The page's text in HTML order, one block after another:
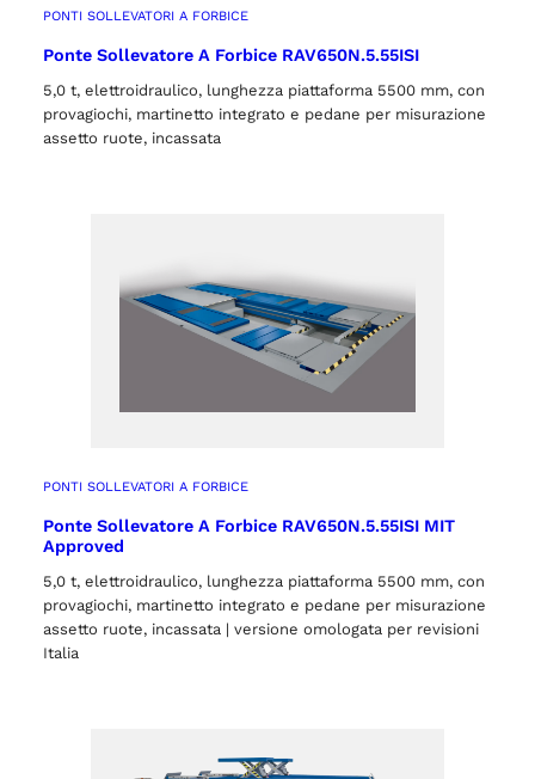
PONTI SOLLEVATORI A FORBICE
Ponte Sollevatore A Forbice RAV650N.5.55ISI
5,0 t, elettroidraulico, lunghezza piattaforma 5500 mm, con
provagiochi, martinetto integrato e pedane per misurazione
assetto ruote, incassata
PONTI SOLLEVATORI A FORBICE
Ponte Sollevatore A Forbice RAV650N.5.55ISI MIT
Approved
5,0 t, elettroidraulico, lunghezza piattaforma 5500 mm, con
provagiochi, martinetto integrato e pedane per misurazione
assetto ruote, incassata | versione omologata per revisioni
Italia